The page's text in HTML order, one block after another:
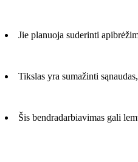
Jie planuoja suderinti
Tikslas yra sumažinti
Šis bendradarbiavimas gali